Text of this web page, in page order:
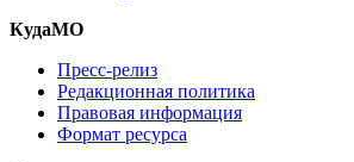
КудаМО
Пресс-релиз
Редакционная политика
Правовая информация
Формат ресурса